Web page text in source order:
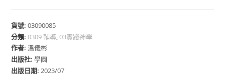
貨號:03090085
分類:0309 輔導,03實踐神學
作者:溫儀彬
出版社:學園
出版日期:2023/07